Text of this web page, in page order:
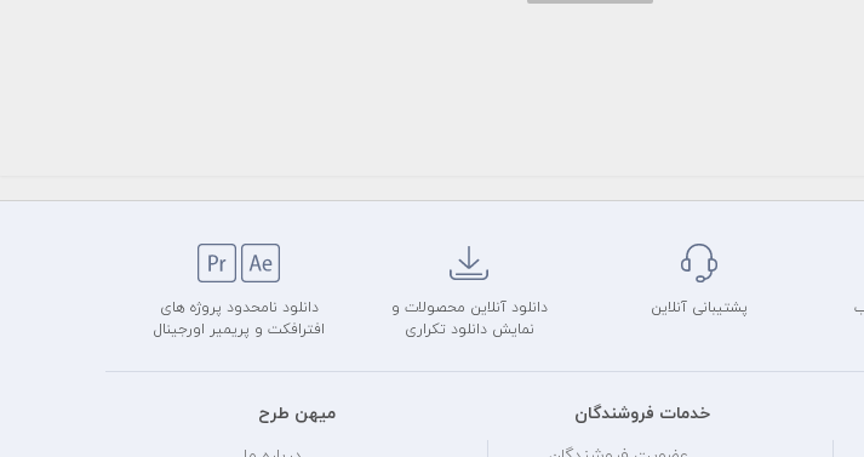
پشتیبانی آنلاین
دانلود آنلاین محصولات و
نمایش دانلود تکراری
دانلود نامحدود پروژه های
افترافکت و پریمیر اورجینال
خدمات فروشندگان
میهن طرح